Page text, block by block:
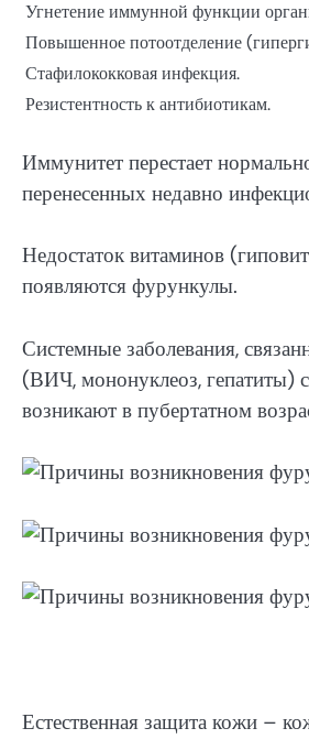
Угнетение иммунной функции
Повышенное потоотделение
Стафилококковая инфекция.
Резистентность к антибиотикам.
Иммунитет перестает
перенесенных недавно
Недостаток витаминов
появляются фурункулы.
Системные заболевания,
(ВИЧ, мононуклеоз, гепатиты)
возникают в пубертатном
Естественная защита кожи –